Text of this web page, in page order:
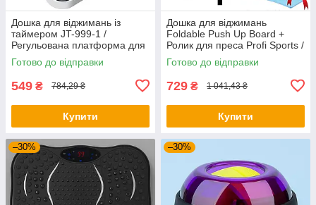
Дошка для віджимань із
таймером JT-999-1 /
Регульована платформа для
віджимань / Фітнес тренажер
для преса
Готово до відправки
549 ₴ 784,29 ₴
Купити
Дошка для віджимань
Foldable Push Up Board +
Ролик для преса Profi Sports /
Платформа з упорами
Готово до відправки
729 ₴ 1 041,43 ₴
Купити
–30% –30%